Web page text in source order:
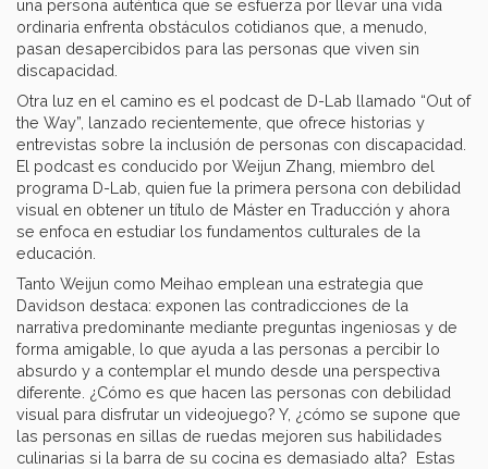
una persona auténtica que se esfuerza por llevar una vida
ordinaria enfrenta obstáculos cotidianos que, a menudo,
pasan desapercibidos para las personas que viven sin
discapacidad.
Otra luz en el camino es el podcast de D-Lab llamado “Out of
the Way”, lanzado recientemente, que ofrece historias y
entrevistas sobre la inclusión de personas con discapacidad.
El podcast es conducido por Weijun Zhang, miembro del
programa D-Lab, quien fue la primera persona con debilidad
visual en obtener un título de Máster en Traducción y ahora
se enfoca en estudiar los fundamentos culturales de la
educación.
Tanto Weijun como Meihao emplean una estrategia que
Davidson destaca: exponen las contradicciones de la
narrativa predominante mediante preguntas ingeniosas y de
forma amigable, lo que ayuda a las personas a percibir lo
absurdo y a contemplar el mundo desde una perspectiva
diferente. ¿Cómo es que hacen las personas con debilidad
visual para disfrutar un videojuego? Y, ¿cómo se supone que
las personas en sillas de ruedas mejoren sus habilidades
culinarias si la barra de su cocina es demasiado alta? Estas